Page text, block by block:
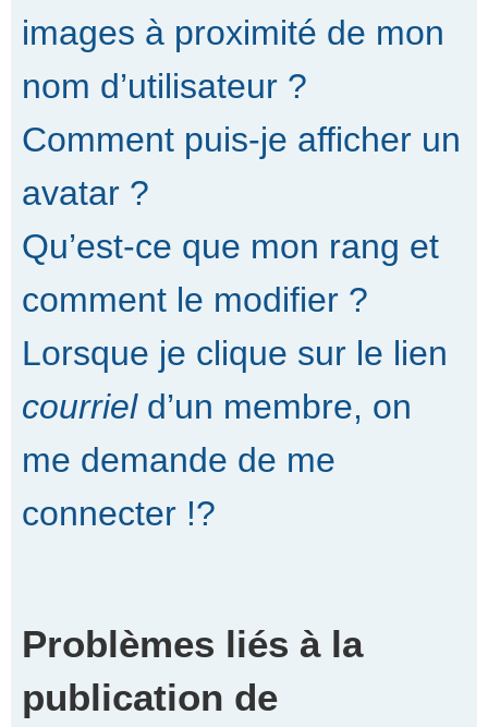
images à proximité de mon
nom d’utilisateur ?
Comment puis-je afficher un
avatar ?
Qu’est-ce que mon rang et
comment le modifier ?
Lorsque je clique sur le lien
courrield’un membre, on
me demande de me
connecter !?
Problèmes liés à la
publication de